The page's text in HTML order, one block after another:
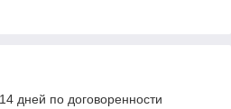
дней по договоренности